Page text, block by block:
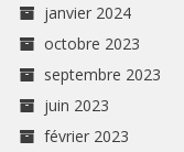
janvier 2024
octobre 2023
septembre 2023
juin 2023
février 2023